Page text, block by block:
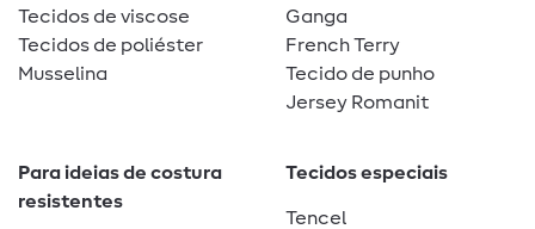
Tecidos de viscose
Tecidos de poliéster
Musselina
Ganga
French Terry
Tecido de punho
Jersey Romanit
Para ideias de costura
resistentes
Tecidos especiais
Tencel